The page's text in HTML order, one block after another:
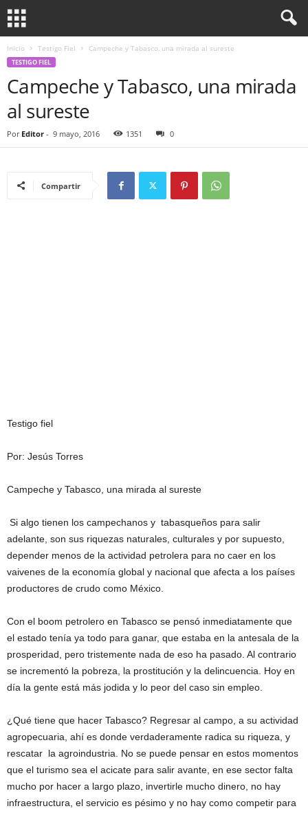
Inicio Testigo Fiel Campeche y Tabasco, una mirada al sureste
TESTIGO FIEL
Campeche y Tabasco, una mirada
al sureste
Por Editor - 9 mayo, 2016 1351 0
Compartir
Testigo fiel
Por: Jesús Torres
Campeche y Tabasco, una mirada al sureste
Si algo tienen los campechanos y tabasqueños para salir
adelante, son sus riquezas naturales, culturales y por supuesto,
depender menos de la actividad petrolera para no caer en los
vaivenes de la economía global y nacional que afecta a los países
productores de crudo como México.
Con el boom petrolero en Tabasco se pensó inmediatamente que
el estado tenía ya todo para ganar, que estaba en la antesala de la
prosperidad, pero tristemente nada de eso ha pasado. Al contrario
se incrementó la pobreza, la prostitución y la delincuencia. Hoy en
día la gente está más jodida y lo peor del caso sin empleo.
¿Qué tiene que hacer Tabasco? Regresar al campo, a su actividad
agropecuaria, ahí es donde verdaderamente radica su riqueza, y
rescatar la agroindustria. No se puede pensar en estos momentos
que el turismo sea el acicate para salir avante, en ese sector falta
mucho por hacer a largo plazo, invertirle mucho dinero, no hay
infraestructura, el servicio es pésimo y no hay como competir para